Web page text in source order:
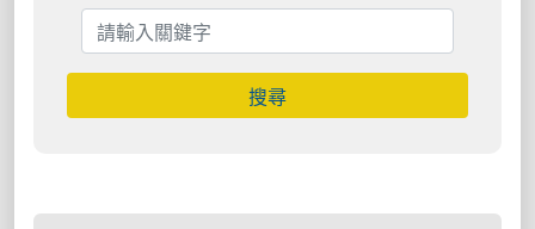
搜尋